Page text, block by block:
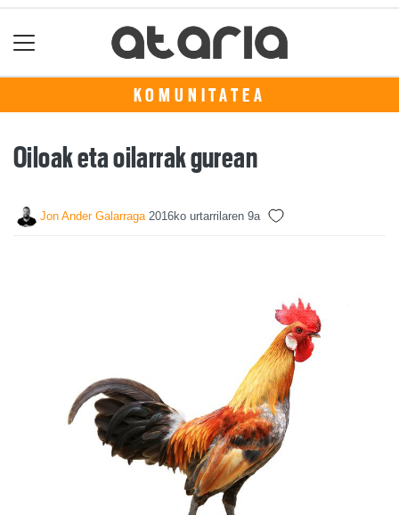
KOMUNITATEA
Oiloak eta oilarrak gurean
Jon Ander Galarraga 2016ko urtarrilaren 9a